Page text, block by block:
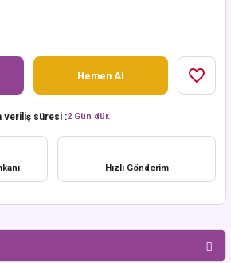
Hemen Al
veriliş süresi :2 Gün dür.
Hızlı Gönderim